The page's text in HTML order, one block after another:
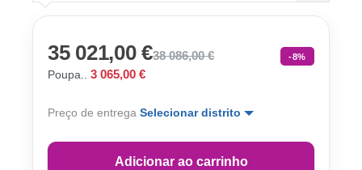
35 021,00 €38 086,00 € -8%
Poupa.. 3 065,00 €
Preço de entrega Selecionar distrito
Adicionar ao carrinho